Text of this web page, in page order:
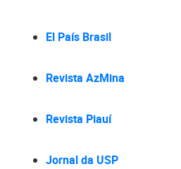
El País Brasil
Revista AzMina
Revista Piauí
Jornal da USP